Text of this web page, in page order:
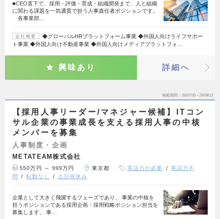
■CEO直下で、採用・評価・育成・組織開発まで、人と組織
に関わる課題を一気通貫で担う人事責任者ポジションです。
各事業部…
会社概要
◆グローバルHRプラットフォーム事業 ◆外国人向けライフサポー
ト事業 ◆外国人向け不動産事業 ◆外国人向けメディアプラットフォ…
興味あり 詳細へ
掲載期間 26/07/30～26/08/12
【採用人事リーダー/マネジャー候補】ITコン
サル企業の事業成長を支える採用人事の中核
メンバーを募集
人事制度・企画
METATEAM株式会社
550万円 ～ 999万円 東京都 英語力が必要
英語力不
問
転勤なし 土日祝休み
企業として大きく飛躍するフェーズであり、 事業の中核を
担うポジションである採用企画・採用戦略ポジション担当を
募集します。 事…